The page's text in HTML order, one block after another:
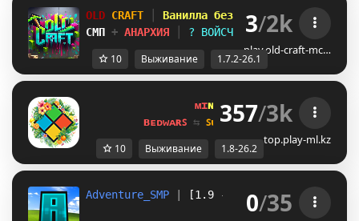
OLD CRAFT Ванилла без плагинов
СМП + АНАРХИЯ ? ВОЙСЧАТ │ 1.7.2 -
3/2k
play.old-craft-mc…
10 Выживание 1.7.2-26.1
ᴍɪɴᴇ ʟᴀ ɴᴅ ɴᴇᴛᴡᴏʀᴋ ☀
ʙᴇᴅᴡᴀʀꜱ ⇆ ꜱᴜʀᴠɪᴠᴀʟ ꜱᴍᴘ ⇆ ꜱᴋʏʙʟᴏᴄᴋ
357/3k
top.play-ml.kz
10 Выживание 1.8-26.2
Adventure_SMP [1.9 - 26.1]Сервер где ты
0/35